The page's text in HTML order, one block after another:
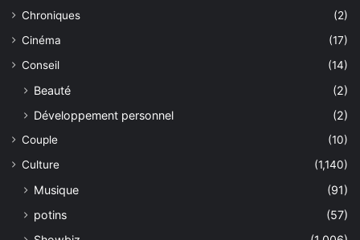
Chroniques
(2)
Cinéma
(17)
Conseil
(14)
Beauté
(2)
Développement personnel
(2)
Couple
(10)
Culture
(1,140)
Musique
(91)
potins
(57)